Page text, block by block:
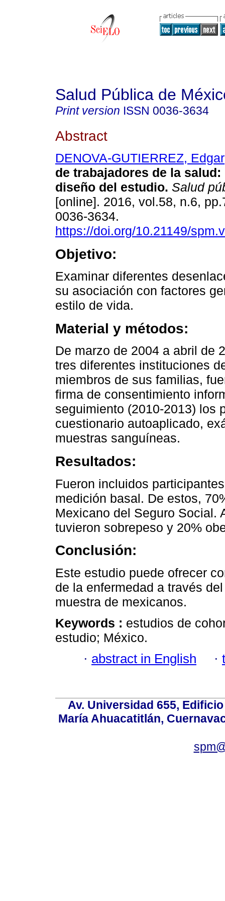
Salud Pública de
Print version ISSN 0036-3634
Abstract
DENOVA-GUTIERREZ, Edgar
de trabajadores de la
diseño del estudio. Salud
[online]. 2016, vol.58, n.6,
0036-3634.
https://doi.org/10.21149/
Objetivo:
Examinar diferentes
su asociación con factores
estilo de vida.
Material y métodos:
De marzo de 2004 a abril de
tres diferentes instituciones
miembros de sus familias,
firma de consentimiento
seguimiento (2010-2013) los
cuestionario autoaplicado,
muestras sanguíneas.
Resultados:
Fueron incluidos
medición basal. De estos,
Mexicano del Seguro Social.
tuvieron sobrepeso y 20%
Conclusión:
Este estudio puede ofrecer
de la enfermedad a través
muestra de mexicanos.
Keywords : estudios de
estudio; México.
· abstract in English ·
Av. Universidad 655,
María Ahuacatitlán,